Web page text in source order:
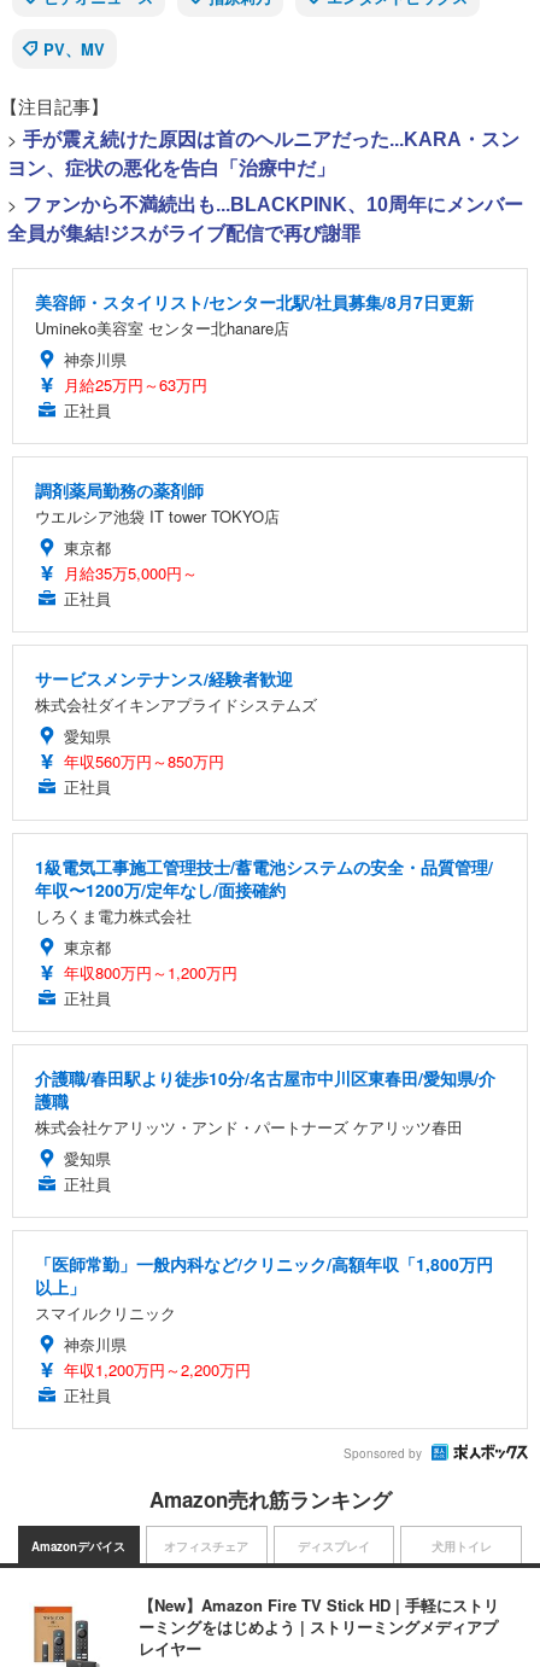
PV、MV
【注目記事】
> 手が震え続けた原因は首のヘルニアだった...KARA・スン
ヨン、症状の悪化を告白「治療中だ」
> ファンから不満続出も...BLACKPINK、10周年にメンバー
全員が集結!ジスがライブ配信で再び謝罪
美容師・スタイリスト/センター北駅/社員募集/8月7日更新
Umineko美容室 センター北hanare店
神奈川県
月給25万円～63万円
正社員
調剤薬局勤務の薬剤師
ウエルシア池袋 IT tower TOKYO店
東京都
月給35万5,000円～
正社員
サービスメンテナンス/経験者歓迎
株式会社ダイキンアプライドシステムズ
愛知県
年収560万円～850万円
正社員
1級電気工事施工管理技士/蓄電池システムの安全・品質管理/
年収〜1200万/定年なし/面接確約
しろくま電力株式会社
東京都
年収800万円～1,200万円
正社員
介護職/春田駅より徒歩10分/名古屋市中川区東春田/愛知県/介
護職
株式会社ケアリッツ・アンド・パートナーズ ケアリッツ春田
愛知県
正社員
「医師常勤」一般内科など/クリニック/高額年収「1,800万円
以上」
スマイルクリニック
神奈川県
年収1,200万円～2,200万円
正社員
Sponsored by
Amazon売れ筋ランキング
Amazonデバイス
【New】Amazon Fire TV Stick HD | 手軽にストリ
ーミングをはじめよう | ストリーミングメディアプ
レイヤー
オフィスチェア ディスプレイ 犬用トイレ